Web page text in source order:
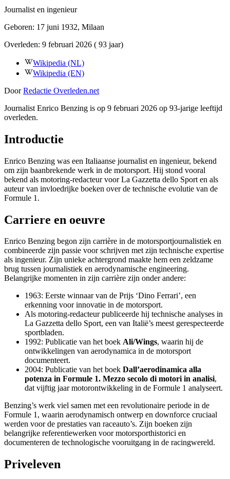
Journalist en ingenieur
Geboren: 17 juni 1932, Milaan
Overleden: 9 februari 2026 ( 93 jaar)
Wikipedia (NL)
Wikipedia (EN)
Door Redactie Overleden.net
Journalist Enrico Benzing is op 9 februari 2026 op 93-jarige leeftijd
overleden.
Introductie
Enrico Benzing was een Italiaanse journalist en ingenieur, bekend
om zijn baanbrekende werk in de motorsport. Hij stond vooral
bekend als motoring-redacteur voor La Gazzetta dello Sport en als
auteur van invloedrijke boeken over de technische evolutie van de
Formule 1.
Carriere en oeuvre
Enrico Benzing begon zijn carrière in de motorsportjournalistiek en
combineerde zijn passie voor schrijven met zijn technische expertise
als ingenieur. Zijn unieke achtergrond maakte hem een zeldzame
brug tussen journalistiek en aerodynamische engineering.
Belangrijke momenten in zijn carrière zijn onder andere:
1963: Eerste winnaar van de Prijs ‘Dino Ferrari’, een
erkenning voor innovatie in de motorsport.
Als motoring-redacteur publiceerde hij technische analyses in
La Gazzetta dello Sport, een van Italië’s meest gerespecteerde
sportbladen.
1992: Publicatie van het boek Ali/Wings, waarin hij de
ontwikkelingen van aerodynamica in de motorsport
documenteert.
2004: Publicatie van het boek Dall’aerodinamica alla
potenza in Formule 1. Mezzo secolo di motori in analisi,
dat vijftig jaar motorontwikkeling in de Formule 1 analyseert.
Benzing’s werk viel samen met een revolutionaire periode in de
Formule 1, waarin aerodynamisch ontwerp en downforce cruciaal
werden voor de prestaties van raceauto’s. Zijn boeken zijn
belangrijke referentiewerken voor motorsporthistorici en
documenteren de technologische vooruitgang in de racingwereld.
Priveleven